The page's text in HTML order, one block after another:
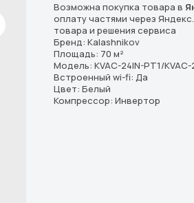
Возможна покупка товара в
оплату частями через
товара и решения сервиса
Бренд: Kalashnikov
Площадь: 70 м²
Модель: KVAC-24IN-PT1/KVAC-
Встроенный wi-fi: Да
Цвет: Белый
Компрессор: Инвертор